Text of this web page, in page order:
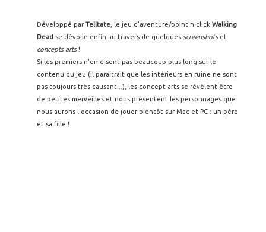
Développé parTelltate , le jeu d'aventure/point'n click Walking
Dead se dévoile enfin au travers de quelques screenshotset
concepts arts!
Si les premiers n'en disent pas beaucoup plus long sur le
contenu du jeu (il paraîtrait que les intérieurs en ruine ne sont
pas toujours très causant...), les concept arts se révèlent être
de petites merveilles et nous présentent les personnages que
nous aurons l'occasion de jouer bientôt sur Mac et PC : un père
et sa fille !